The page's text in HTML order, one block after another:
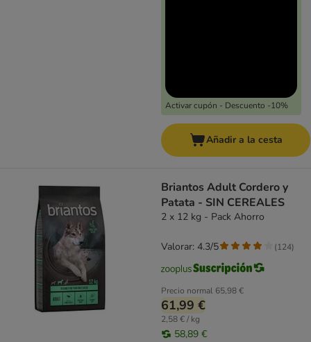
Activar cupón - Descuento -10%
Añadir a la cesta
Briantos Adult Cordero y
Patata - SIN CEREALES
2 x 12 kg - Pack Ahorro
Precio normal 65,98 €
61,99 €
2,58 € / kg
58,89 €
Valorar: 4.3/5 (124)